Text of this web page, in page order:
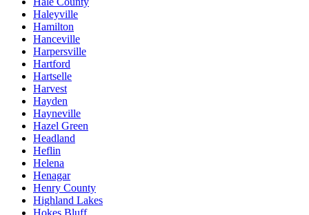
Haleyville
Hamilton
Hanceville
Harpersville
Hartford
Hartselle
Harvest
Hayden
Hayneville
Hazel Green
Headland
Heflin
Helena
Henagar
Henry County
Highland Lakes
Hokes Bluff